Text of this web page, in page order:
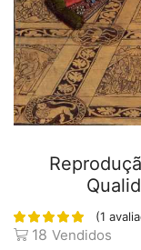
(1
18 Vendidos